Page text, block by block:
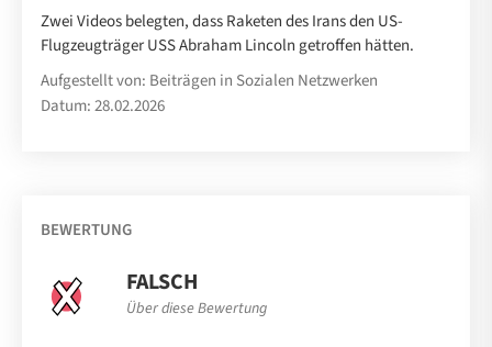
Zwei Videos belegten, dass Raketen des Irans den US-
Flugzeugträger USS Abraham Lincoln getroffen hätten.
Aufgestellt von: Beiträgen in Sozialen Netzwerken
Datum: 28.02.2026
BEWERTUNG
FALSCH
Über diese Bewertung